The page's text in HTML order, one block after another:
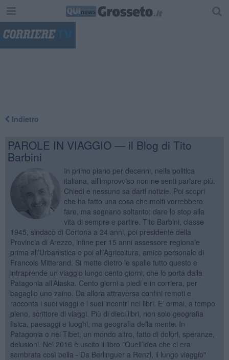
Indietro
PAROLE IN VIAGGIO — il Blog di Tito
Barbini
In primo piano per decenni, nella politica
italiana, all’improvviso non ne senti parlare più.
Chiedi e nessuno sa darti notizie. Poi scopri
che ha fatto una cosa che molti vorrebbero
fare, ma sognano soltanto: dare lo stop alla
vita di sempre e partire. Tito Barbini, classe
1945, sindaco di Cortona a 24 anni, poi presidente della
Provincia di Arezzo, infine per 15 anni assessore regionale
prima all’Urbanistica e poi all’Agricoltura, amico personale di
Francois Mitterand. Si mette dietro le spalle tutto questo e
intraprende un viaggio lungo cento giorni, che lo porta dalla
Patagonia all’Alaska. Cento giorni a piedi e in corriera, per
bagaglio uno zaino. Da allora attraversa confini remoti e
racconta i suoi viaggi e i suoi incontri nei libri. E’ ormai, a tempo
pieno, scrittore di viaggi. Più di dieci libri, non solo geografia
fisica, paesaggi e luoghi, ma geografia della mente. In
Patagonia o nel Tibet, un mondo altro, fatto di dolori, speranze,
delusioni. Nel 2016 è uscito il libro "Quell’idea che ci era
sembrata così bella - Da Berlinguer a Renzi, il lungo viaggio"